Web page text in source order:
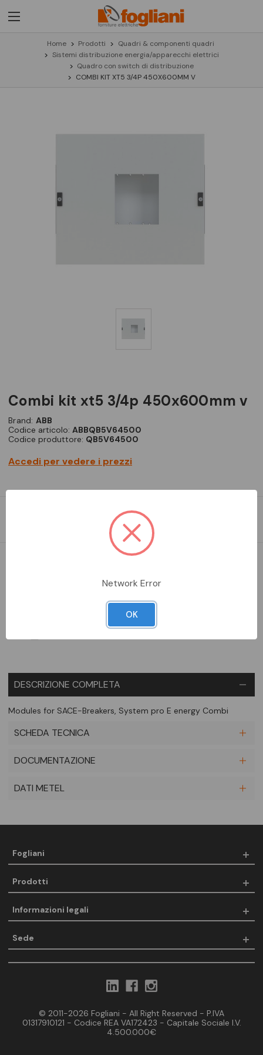
Home Prodotti
Quadri & componenti quadri
Sistemi distribuzione energia/apparecchi elettrici
Quadro con switch di distribuzione
COMBI KIT XT5 3/4P 450X600MM V
combi kit xt5 3/4p 450x600mm v
Brand: ABB
Codice articolo: ABBQB5V64500
Codice produttore: QB5V64500
Accedi per vedere i prezzi
Modules for SACE-Breakers, System pro E energy Combi
Aggiungi alla comparazione
DESCRIZIONE COMPLETA
Modules for SACE-Breakers, System pro E energy Combi
SCHEDA TECNICA
DOCUMENTAZIONE
DATI METEL
Fogliani
Prodotti
Informazioni legali
Sede
© 2011-2026 Fogliani - All Right Reserved - P.IVA
01317910121 - Codice REA VA172423 - Capitale Sociale I.V.
4.500.000€
Network Error
OK